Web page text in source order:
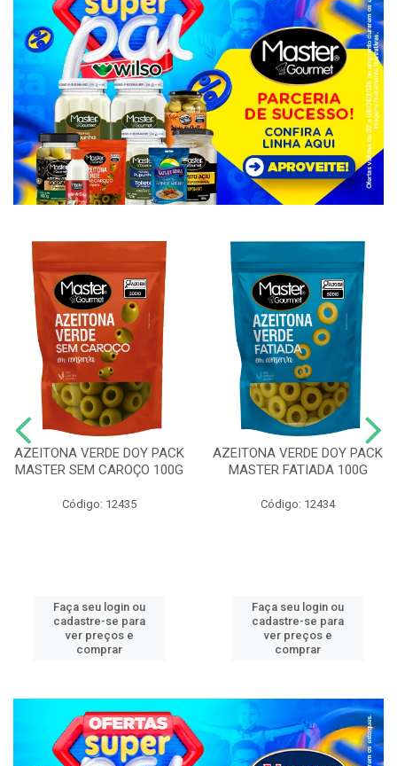
AZEITONA VERDE DOY PACK
MASTER SEM CAROÇO 100G
Código: 12435
Faça seu login ou
cadastre-se para
ver preços e
comprar
AZEITONA VERDE DOY PACK
MASTER FATIADA 100G
Código: 12434
Faça seu login ou
cadastre-se para
ver preços e
comprar